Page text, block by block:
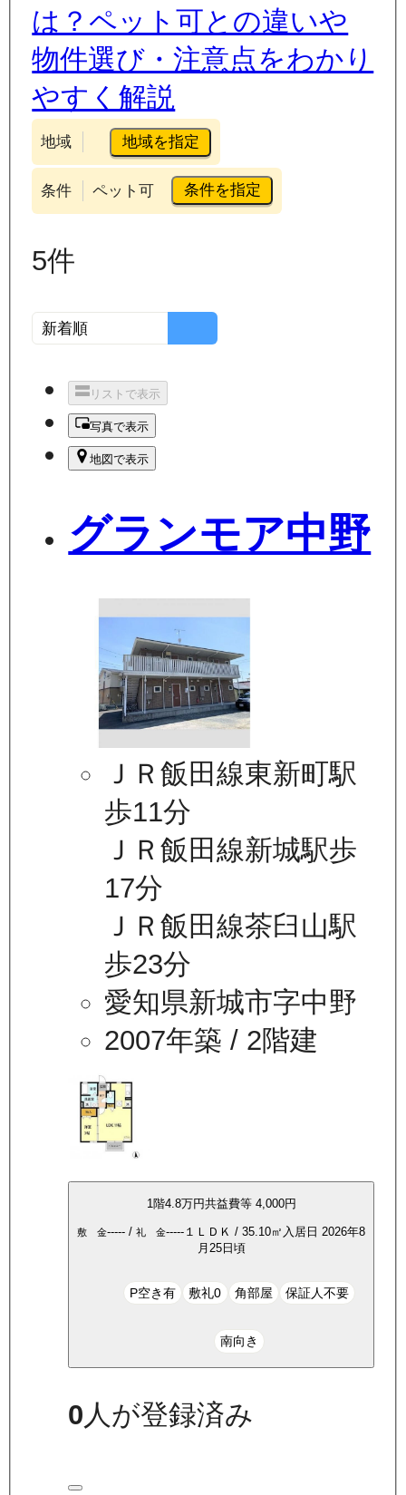
は？ペット可との違いや
物件選び・注意点をわかり
やすく解説
地域 地域を指定
条件 ペット可 条件を指定
5件
リストで表示
写真で表示
地図で表示
グランモア中野
ＪＲ飯田線東新町駅
歩11分
ＪＲ飯田線新城駅歩
17分
ＪＲ飯田線茶臼山駅
歩23分
愛知県新城市字中野
2007年築 / 2階建
1 階4.8万円共益費等 4,000円
敷 金----- / 礼 金----- １ＬＤＫ / 35.10㎡ 入居日 2026年8
月25日頃
P空き有 敷礼0 角部屋 保証人不要
南向き
0 人が登録済み